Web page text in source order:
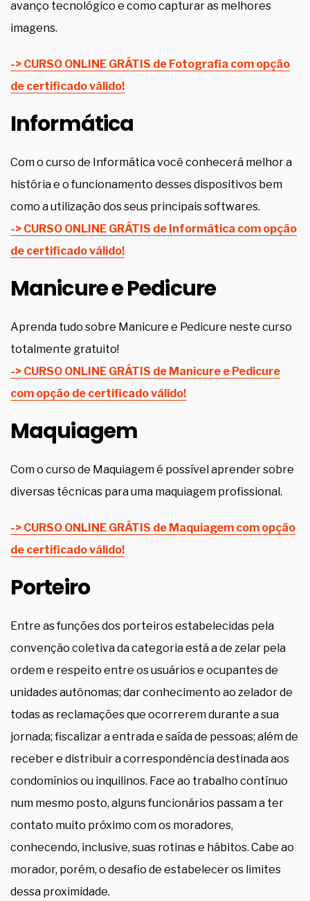
avanço tecnológico e como capturar as melhores
imagens.
-> CURSO ONLINE GRÁTIS de Fotografia com opção
de certificado válido!
Informática
Com o curso de Informática você conhecerá melhor a
história e o funcionamento desses dispositivos bem
como a utilização dos seus principais softwares.
-> CURSO ONLINE GRÁTIS de Informática com opção
de certificado válido!
Manicure e Pedicure
Aprenda tudo sobre Manicure e Pedicure neste curso
totalmente gratuito!
-> CURSO ONLINE GRÁTIS de Manicure e Pedicure
com opção de certificado válido!
Maquiagem
Com o curso de Maquiagem é possível aprender sobre
diversas técnicas para uma maquiagem profissional.
-> CURSO ONLINE GRÁTIS de Maquiagem com opção
de certificado válido!
Porteiro
Entre as funções dos porteiros estabelecidas pela
convenção coletiva da categoria está a de zelar pela
ordem e respeito entre os usuários e ocupantes de
unidades autônomas; dar conhecimento ao zelador de
todas as reclamações que ocorrerem durante a sua
jornada; fiscalizar a entrada e saída de pessoas; além de
receber e distribuir a correspondência destinada aos
condomínios ou inquilinos. Face ao trabalho contínuo
num mesmo posto, alguns funcionários passam a ter
contato muito próximo com os moradores,
conhecendo, inclusive, suas rotinas e hábitos. Cabe ao
morador, porém, o desafio de estabelecer os limites
dessa proximidade.